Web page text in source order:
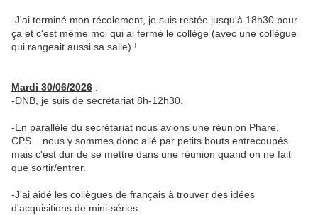
-J'ai terminé mon récolement, je suis restée jusqu'à 18h30 pour
ça et c'est même moi qui ai fermé le collège (avec une collègue
qui rangeait aussi sa salle) !
Mardi 30/06/2026 :
-DNB, je suis de secrétariat 8h-12h30.
-En parallèle du secrétariat nous avions une réunion Phare,
CPS... nous y sommes donc allé par petits bouts entrecoupés
mais c'est dur de se mettre dans une réunion quand on ne fait
que sortir/entrer.
-J'ai aidé les collègues de français à trouver des idées
d'acquisitions de mini-séries.